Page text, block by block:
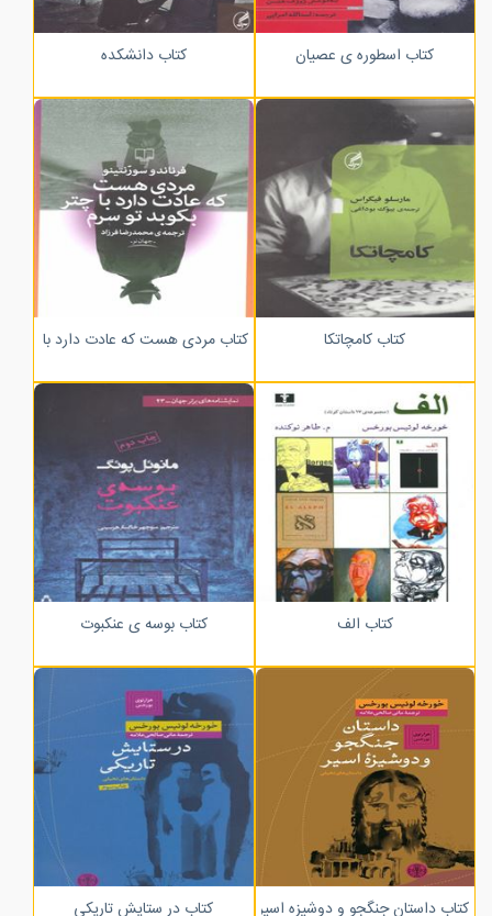
کتاب اسطوره ی عصیان کتاب دانشکده
کتاب کامچاتکا کتاب مردی هست که عادت دارد با چتر
کتاب الف کتاب بوسه ی عنکبوت
کتاب داستان جنگجو و دوشیزه اسیر کتاب در ستایش تاریکی